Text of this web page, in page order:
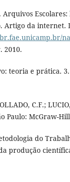
Arquivos
Artigo da internet.
2010.
teoria e prática.
C.F.;
Paulo: McGraw-
do
produção